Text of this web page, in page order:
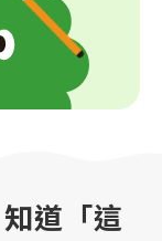
道「這